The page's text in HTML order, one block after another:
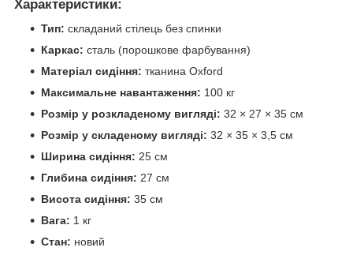
Характеристики:
Тип: складаний стілець без спинки
Каркас: сталь (порошкове фарбування)
Матеріал сидіння: тканина Oxford
Максимальне навантаження: 100 кг
Розмір у розкладеному вигляді: 32 × 27 × 35 см
Розмір у складеному вигляді: 32 × 35 × 3,5 см
Ширина сидіння: 25 см
Глибина сидіння: 27 см
Висота сидіння: 35 см
Вага: 1 кг
Стан: новий